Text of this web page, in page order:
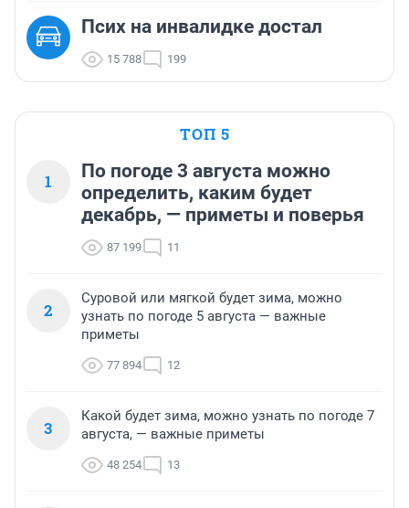
Псих на инвалидке достал
15 788 199
ТОП 5
1
По погоде 3 августа можно
определить, каким будет
декабрь, — приметы и поверья
87 199 11
2
Суровой или мягкой будет зима, можно
узнать по погоде 5 августа — важные
приметы
77 894 12
3
Какой будет зима, можно узнать по погоде 7
августа, — важные приметы
48 254 13